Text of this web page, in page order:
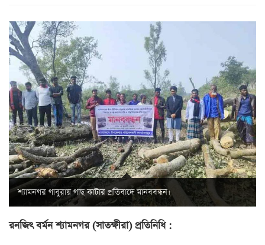
শ্যামনগর গাবুরায় গাছ কাটার প্রতিবাদে মানববন্ধন।
রনজিৎ বর্মন শ্যামনগর (সাতক্ষীরা) প্রতিনিধি :